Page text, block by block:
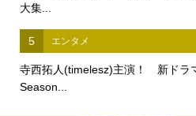
大集...
5 エンタメ
寺西拓人(timelesz)主演！ 新ドラ
Season...